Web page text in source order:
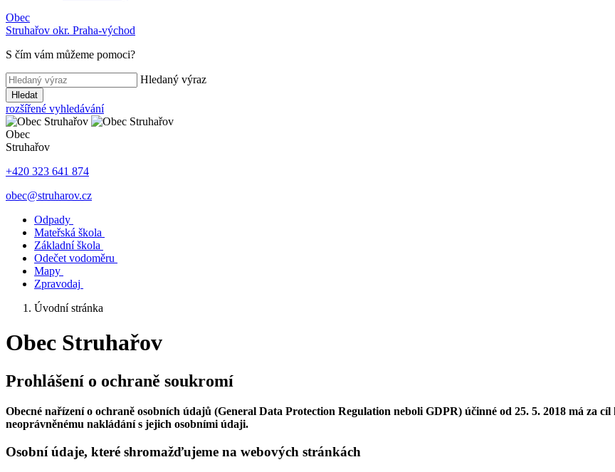
Obec
Struhařov okr. Praha-východ
S čím vám můžeme pomoci?
Hledaný výraz
Hledat
rozšířené vyhledávání
Obec
Struhařov
+420 323 641 874
obec@struharov.cz
Odpady
Mateřská škola
Základní škola
Odečet vodoměru
Mapy
Zpravodaj
Úvodní stránka
Obec Struhařov
Prohlášení o ochraně soukromí
Obecné nařízení o ochraně osobních údajů (General Data Protection Regulation neboli GDPR) účinné od 25. 5. 2018 má za
neoprávněnému nakládání s jejich osobními údaji.
Osobní údaje, které shromažďujeme na webových stránkách